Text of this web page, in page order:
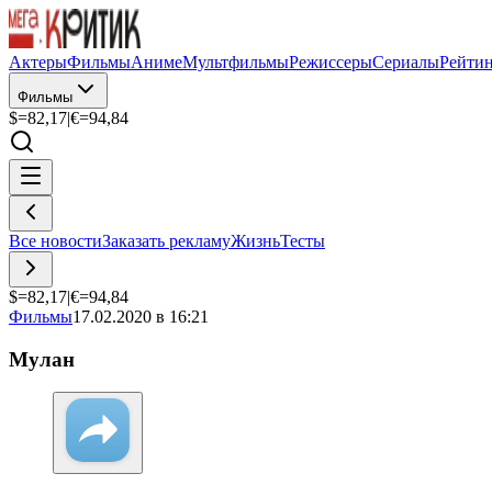
АктерыФильмыАнимеМультфильмыРежиссерыСериалы
Фильмы
$=82,17|€=94,84
Все новостиЗаказать рекламуЖизньТесты
$=82,17|€=94,84
Фильмы17.02.2020 в 16:21
Мулан